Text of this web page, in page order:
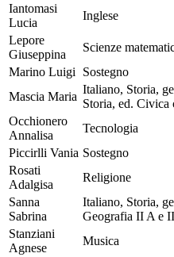
Iantomasi
Lucia
Inglese
Lepore
Giuseppina
Scienze
Marino Luigi
Sostegno
Mascia Maria
Italiano, Storia,
Storia, ed. Civica
Occhionero
Annalisa
Tecnologia
Piccirlli Vania Sostegno
Rosati
Adalgisa
Religione
Sanna
Sabrina
Italiano, Storia,
Geografia II A e
Stanziani
Agnese
Musica